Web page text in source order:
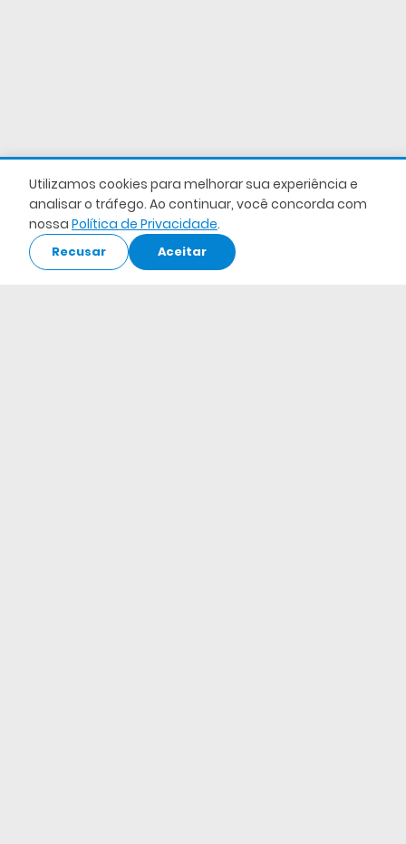
Utilizamos cookies para melhorar sua experiência e
analisar o tráfego. Ao continuar, você concorda com
nossa Política de Privacidade.
Recusar Aceitar